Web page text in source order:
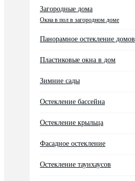
Загородные дома
Окна в пол в загородном доме
Панорамное остекление домов
Пластиковые окна в дом
Зимние сады
Остекление бассейна
Остекление крыльца
Фасадное остекление
Остекление таунхаусов